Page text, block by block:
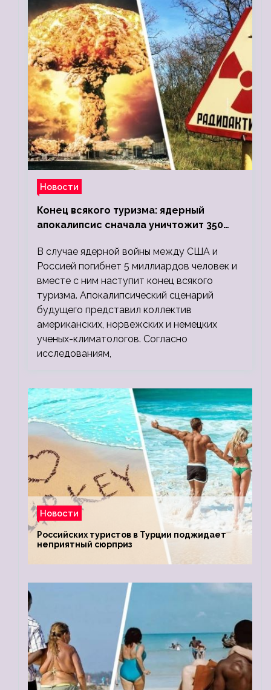
Новости
Конец всякого туризма: ядерный
апокалипсис сначала уничтожит 350
людей
В случае ядерной войны между США и
Россией погибнет 5 миллиардов человек и
вместе с ним наступит конец всякого
туризма. Апокалипсический сценарий
будущего представил коллектив
американских, норвежских и немецких
ученых-климатологов. Согласно
исследованиям,
Новости
Российских туристов в Турции поджидает
неприятный сюрприз